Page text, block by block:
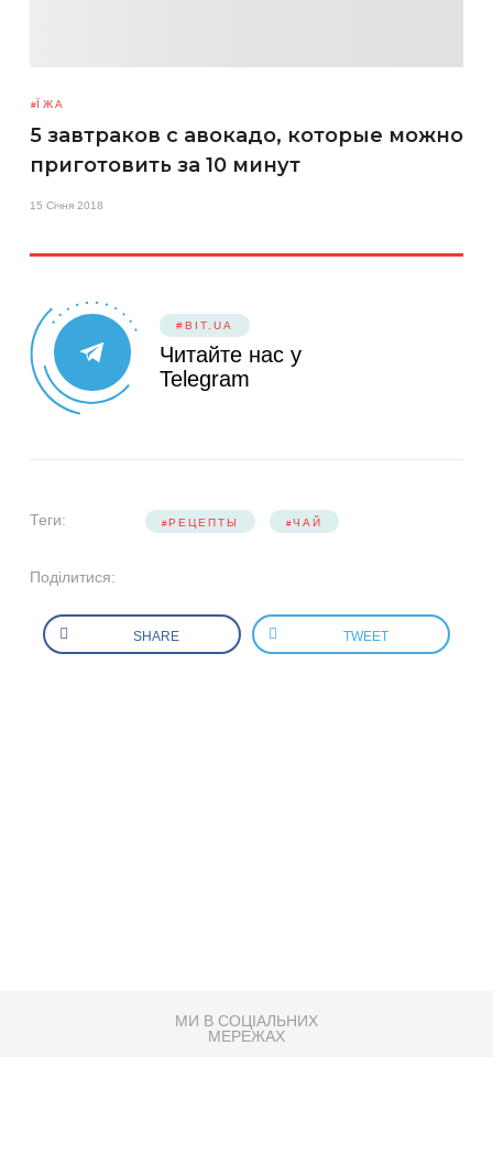
ЇЖА
5 завтраков с авокадо, которые можно
приготовить за 10 минут
15 Січня 2018
#BIT.UA
Читайте нас у
Telegram
Теги: РЕЦЕПТЫ ЧАЙ
Поділитися:
SHARE TWEET
МИ В СОЦІАЛЬНИХ
МЕРЕЖАХ